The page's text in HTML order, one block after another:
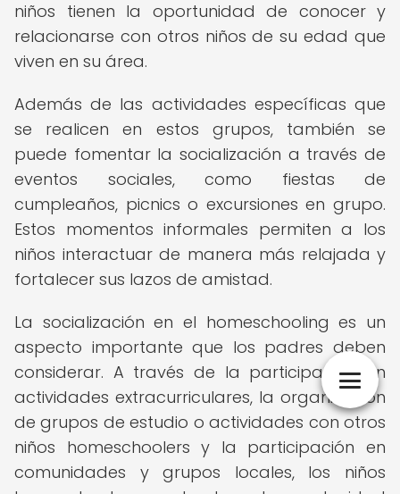
niños tienen la oportunidad de conocer y
relacionarse con otros niños de su edad que
viven en su área.
Además de las actividades específicas que
se realicen en estos grupos, también se
puede fomentar la socialización a través de
eventos sociales, como fiestas de
cumpleaños, picnics o excursiones en grupo.
Estos momentos informales permiten a los
niños interactuar de manera más relajada y
fortalecer sus lazos de amistad.
La socialización en el homeschooling es un
aspecto importante que los padres deben
considerar. A través de la participación en
actividades extracurriculares, la organización
de grupos de estudio o actividades con otros
niños homeschoolers y la participación en
comunidades y grupos locales, los niños